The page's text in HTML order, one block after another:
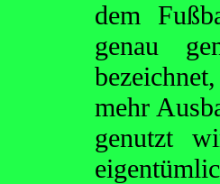
dem
genau
mehr
genutzt